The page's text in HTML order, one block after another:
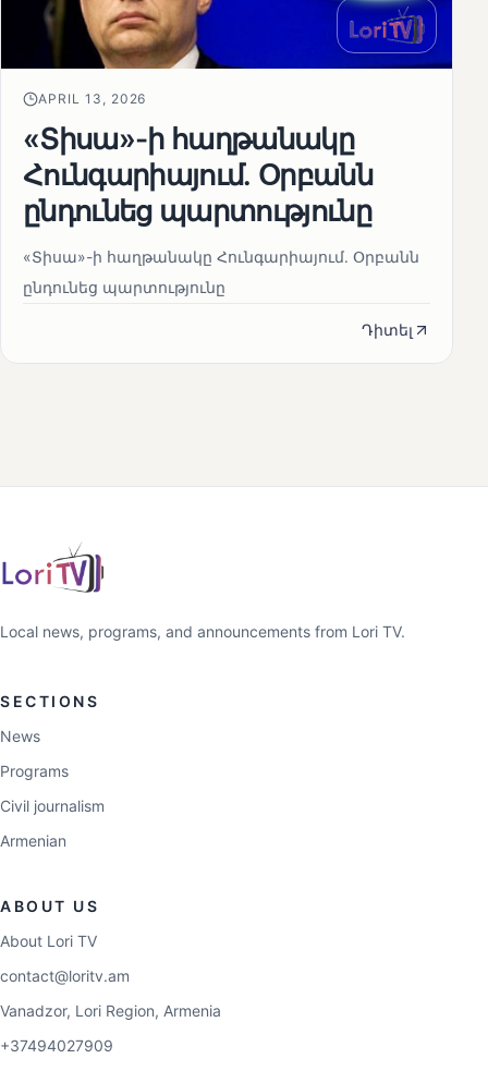
APRIL 13, 2026
«Տիսա»-ի հաղթանակը
Հունգարիայում․ Օրբանն
ընդունեց պարտությունը
«Տիսա»-ի հաղթանակը Հունգարիայում․ Օրբանն
ընդունեց պարտությունը
Դիտել
Local news, programs, and announcements from Lori TV.
SECTIONS
News
Programs
Civil journalism
Armenian
ABOUT US
About Lori TV
contact@loritv.am
Vanadzor, Lori Region, Armenia
+37494027909